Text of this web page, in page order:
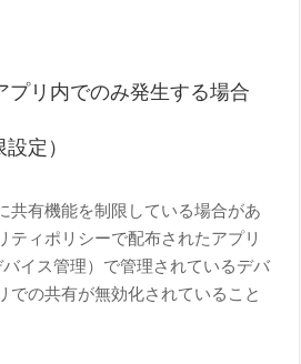
プリ内でのみ発生する場合
定）
共有機能を制限している場合があ
ティポリシーで配布されたアプリ
イス管理）で管理されているデバ
での共有が無効化されていること